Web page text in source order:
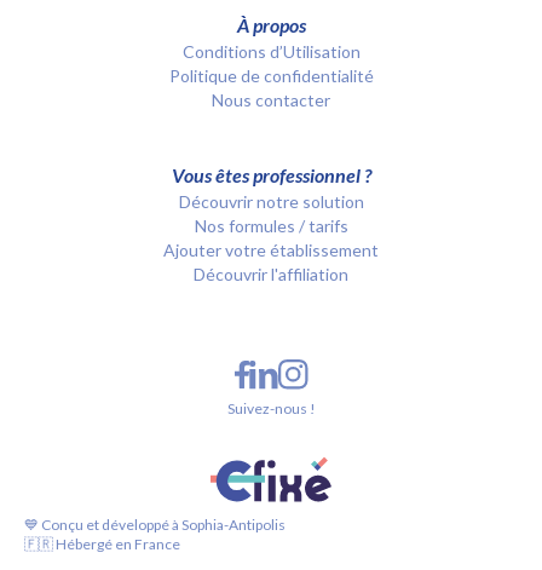
À propos
Conditions d’Utilisation
Politique de confidentialité
Nous contacter
Vous êtes professionnel ?
Découvrir notre solution
Nos formules / tarifs
Ajouter votre établissement
Découvrir l'affiliation
💙 Conçu et développé à Sophia-Antipolis
🇫🇷 Hébergé en France
Suivez-nous !